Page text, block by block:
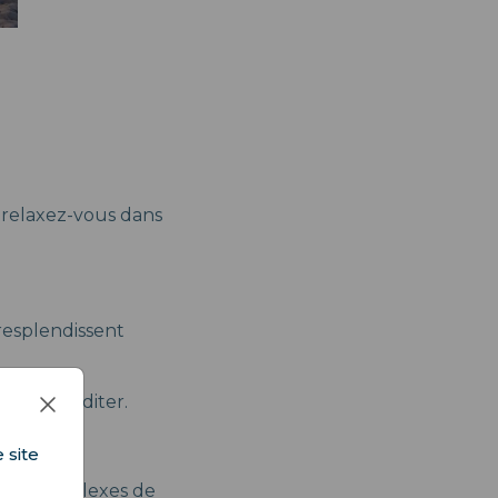
vous dans
et méditer.
complexes de
site